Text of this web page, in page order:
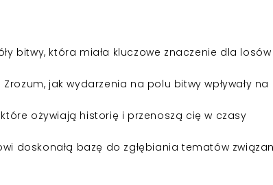
bitwy, która miała kluczowe znaczenie dla losów
Zrozum, jak wydarzenia na polu bitwy wpływały na
ożywiają historię i przenoszą cię w czasy
doskonałą bazę do zgłębiania tematów